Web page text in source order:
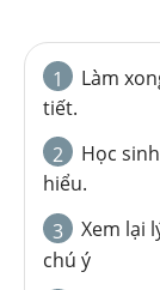
1
Làm
tiết.
2
Học
hiểu.
3
Xem lại
chú ý